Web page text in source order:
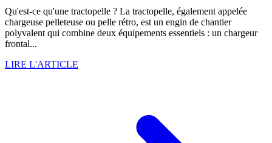
Qu'est-ce qu'une tractopelle ? La tractopelle, également appelée
chargeuse pelleteuse ou pelle rétro, est un engin de chantier
polyvalent qui combine deux équipements essentiels : un chargeur
frontal...
LIRE L'ARTICLE